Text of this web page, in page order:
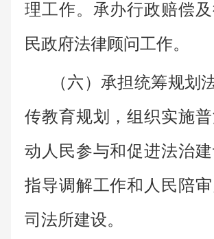
理工作。承办行政赔偿
民政府法律顾问工作。
（六）承担统筹规划
传教育规划，组织实施
动人民参与和促进法治
指导调解工作和人民陪
司法所建设。